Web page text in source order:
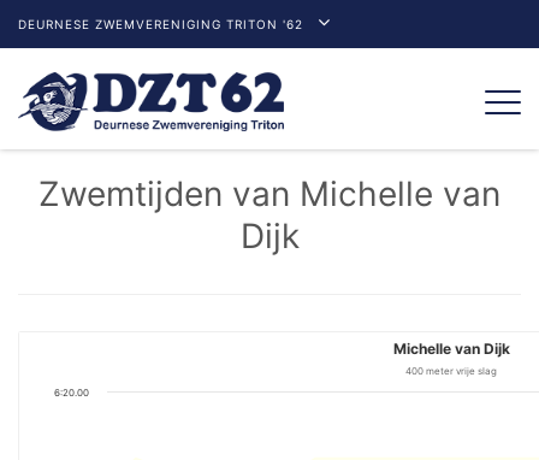
DEURNESE ZWEMVERENIGING TRITON '62
Zwemtijden van Michelle van
Dijk
Michelle van Dijk
400 meter vrije slag
6:20.00